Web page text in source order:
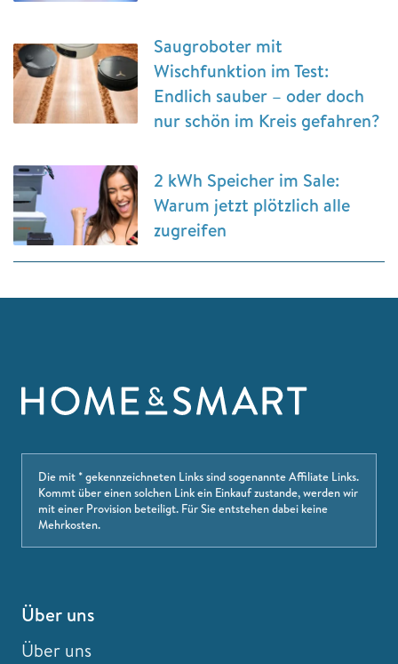
Saugroboter mit
Wischfunktion im Test:
Endlich sauber – oder doch
nur schön im Kreis gefahren?
2 kWh Speicher im Sale:
Warum jetzt plötzlich alle
zugreifen
Die mit * gekennzeichneten Links sind sogenannte Affiliate Links.
Kommt über einen solchen Link ein Einkauf zustande, werden wir
mit einer Provision beteiligt. Für Sie entstehen dabei keine
Mehrkosten.
Über uns
Über uns